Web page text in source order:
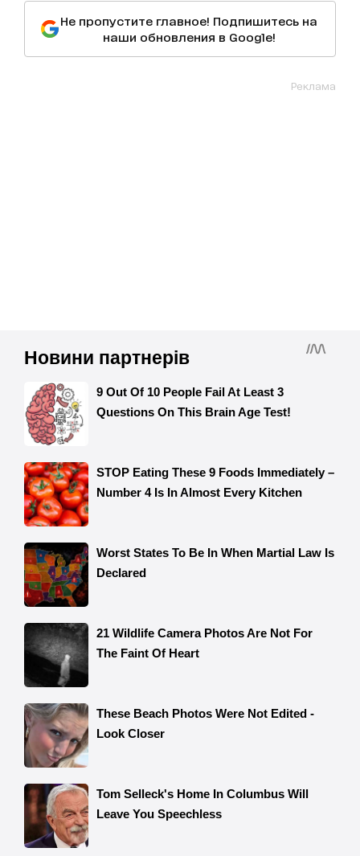
Не пропустите главное! Подпишитесь на
наши обновления в Google!
Реклама